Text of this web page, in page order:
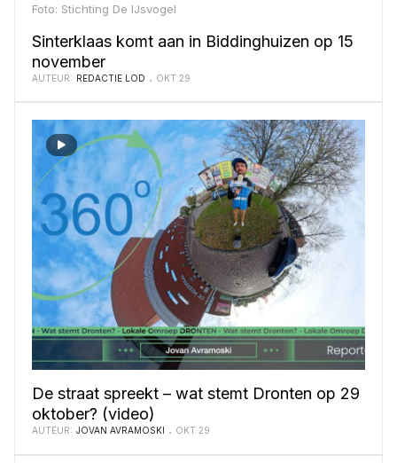
Foto: Stichting De IJsvogel
Sinterklaas komt aan in Biddinghuizen op 15
november
AUTEUR: REDACTIE LOD OKT 29
De straat spreekt – wat stemt Dronten op 29
oktober? (video)
AUTEUR: JOVAN AVRAMOSKI OKT 29